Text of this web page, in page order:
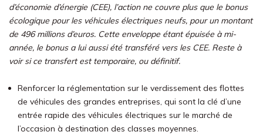
d’économie d’énergie (CEE), l’action ne couvre plus que le bonus
écologique pour les véhicules électriques neufs, pour un montant
de 496 millions d’euros. Cette enveloppe étant épuisée à mi-
année, le bonus a lui aussi été transféré vers les CEE. Reste à
voir si ce transfert est temporaire, ou définitif.
Renforcer la réglementation sur le verdissement des flottes
de véhicules des grandes entreprises, qui sont la clé d’une
entrée rapide des véhicules électriques sur le marché de
l’occasion à destination des classes moyennes.